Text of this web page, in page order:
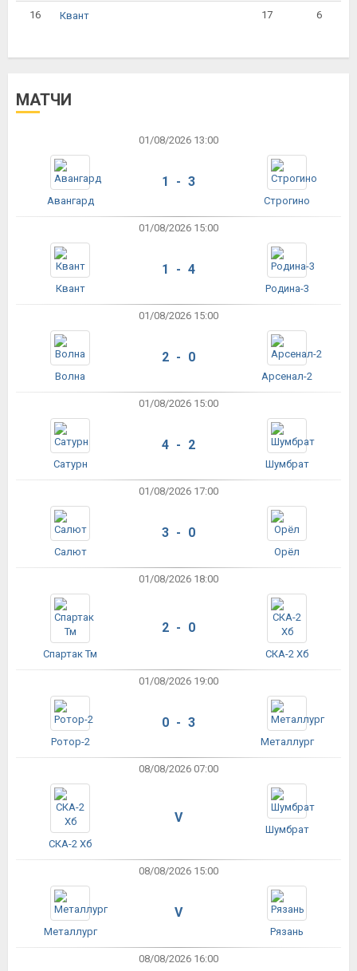
16 Квант 17 6
МАТЧИ
01/08/2026 13:00
Авангард
1 - 3
Строгино
01/08/2026 15:00
Квант
1 - 4
Родина-3
01/08/2026 15:00
Волна
2 - 0
Арсенал-2
01/08/2026 15:00
Сатурн
4 - 2
Шумбрат
01/08/2026 17:00
Салют
3 - 0
Орёл
01/08/2026 18:00
Спартак Тм
2 - 0
СКА-2 Хб
01/08/2026 19:00
Ротор-2
0 - 3
Металлург
08/08/2026 07:00
СКА-2 Хб
V
Шумбрат
08/08/2026 15:00
Металлург
V
Рязань
08/08/2026 16:00